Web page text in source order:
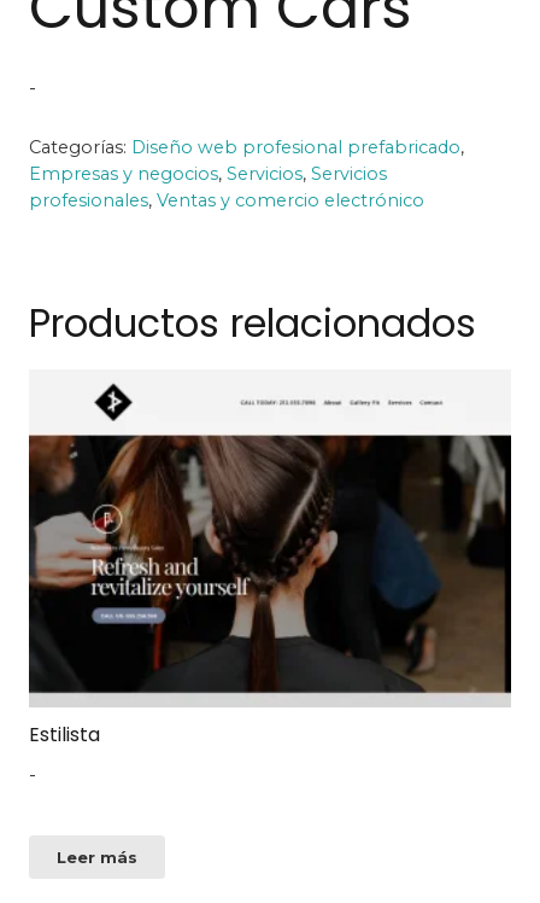
-
Categorías: Diseño web profesional prefabricado,
Empresas y negocios, Servicios, Servicios
profesionales, Ventas y comercio electrónico
Productos relacionados
Estilista
-
Leer más